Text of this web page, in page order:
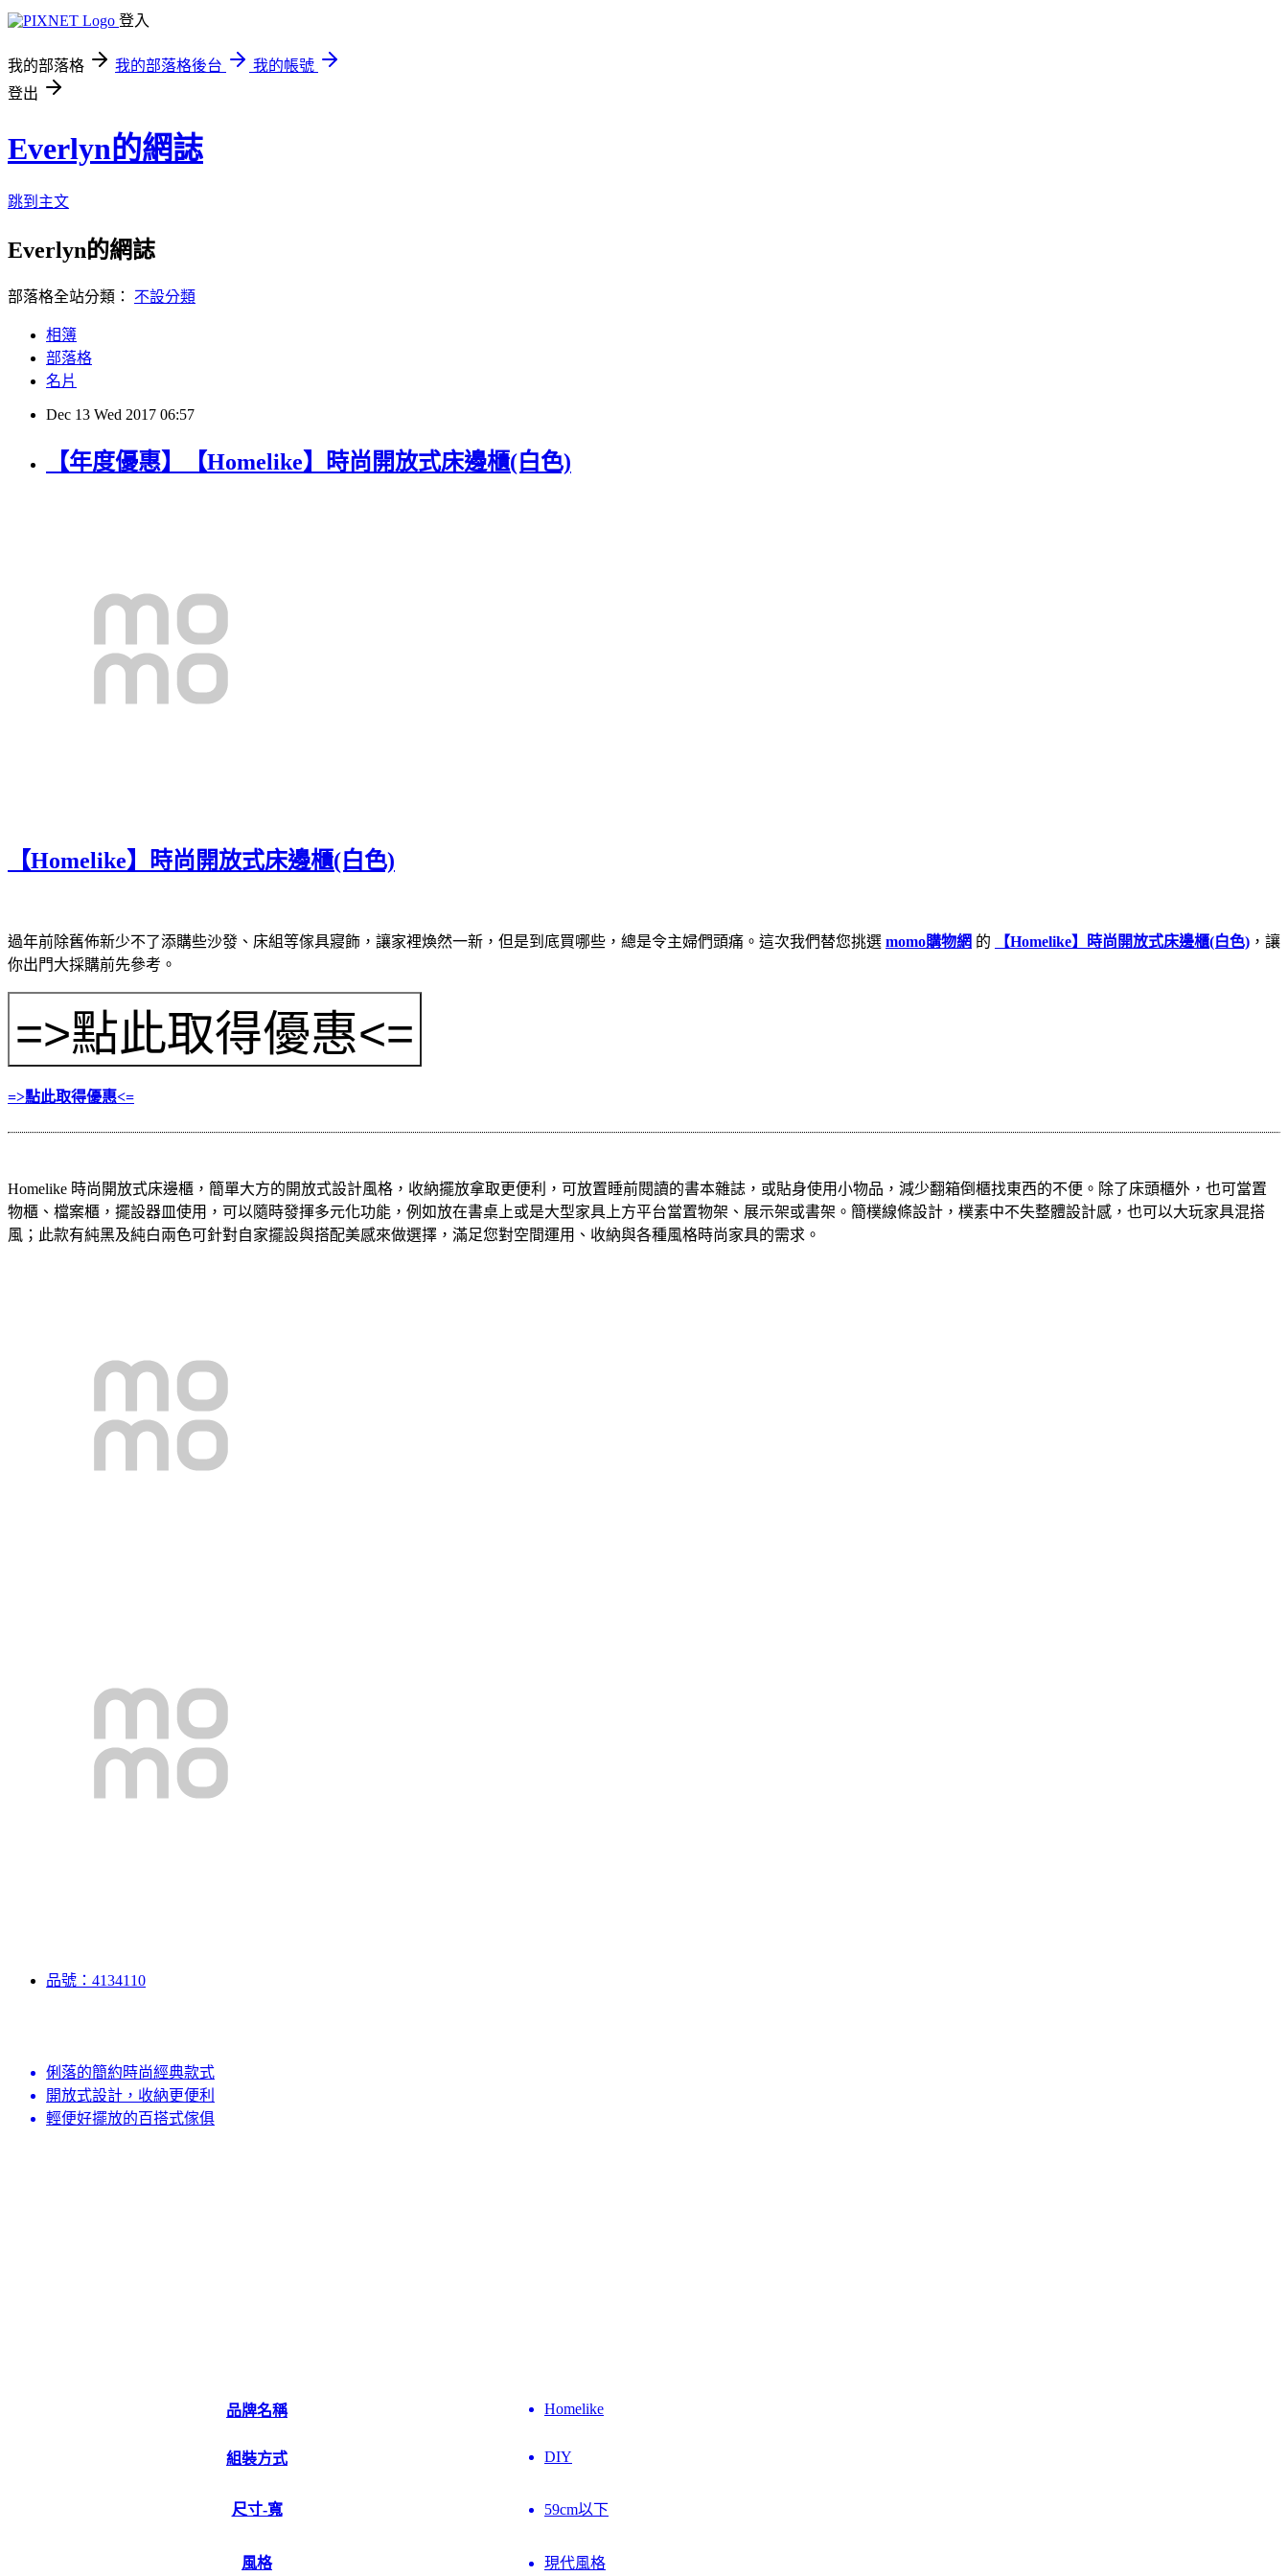
登入
我的部落格 我的部落格後台
我的帳號
登出
Everlyn的網誌
跳到主文
Everlyn的網誌
部落格全站分類： 不設分類
相簿
部落格
名片
Dec 13 Wed 2017 06:57
【年度優惠】【Homelike】時尚開放式床邊櫃(白色)
【Homelike】時尚開放式床邊櫃(白色)
過年前除舊佈新少不了添購些沙發、床組等傢具寢飾，讓家裡煥然一新，但是到底買哪些，總是令主婦們頭痛。這次我們替您挑選 momo購物網 的 【Homelike】時尚開放式床邊櫃(白色) ，讓
你出門大採購前先參考。
=>點此取得優惠<=
Homelike 時尚開放式床邊櫃，簡單大方的開放式設計風格，收納擺放拿取更便利，可放置睡前閱讀的書本雜誌，或貼身使用小物品，減少翻箱倒櫃找東西的不便。除了床頭櫃外，也可當置
物櫃、檔案櫃，擺設器皿使用，可以隨時發揮多元化功能，例如放在書桌上或是大型家具上方平台當置物架、展示架或書架。簡樸線條設計，樸素中不失整體設計感，也可以大玩家具混搭
風；此款有純黑及純白兩色可針對自家擺設與搭配美感來做選擇，滿足您對空間運用、收納與各種風格時尚家具的需求。
品號：4134110
俐落的簡約時尚經典款式
開放式設計，收納更便利
輕便好擺放的百搭式傢俱
品牌名稱 Homelike
組裝方式 DIY
尺寸-寬 59cm以下
風格 現代風格